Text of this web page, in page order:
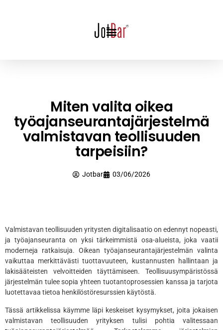
Miten valita oikea
työajanseurantajärjestelmä
valmistavan teollisuuden
tarpeisiin?
Jotbar 03/06/2026
Valmistavan teollisuuden yritysten digitalisaatio on edennyt nopeasti,
ja työajanseuranta on yksi tärkeimmistä osa-alueista, joka vaatii
moderneja ratkaisuja. Oikean työajanseurantajärjestelmän valinta
vaikuttaa merkittävästi tuottavuuteen, kustannusten hallintaan ja
lakisääteisten velvoitteiden täyttämiseen. Teollisuusympäristössä
järjestelmän tulee sopia yhteen tuotantoprosessien kanssa ja tarjota
luotettavaa tietoa henkilöstöresurssien käytöstä.
Tässä artikkelissa käymme läpi keskeiset kysymykset, joita jokaisen
valmistavan teollisuuden yrityksen tulisi pohtia valitessaan